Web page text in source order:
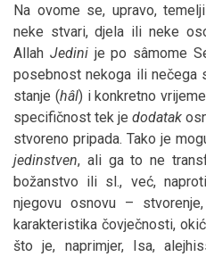
Na ovome se, upravo,
neke stvari, djela ili neke
Allah Jedinije po sâmome
posebnost nekoga ili nečega
stanje (hâl) i konkretno
specifičnost tek je dodatak
stvoreno pripada. Tako je
jedinstven, ali ga to ne
božanstvo ili sl., već,
njegovu osnovu –
karakteristika čovječnosti,
što je, naprimjer, Isa,